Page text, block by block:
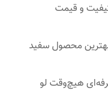
و قیمت
محصول سفید
هیچ‌وقت لو